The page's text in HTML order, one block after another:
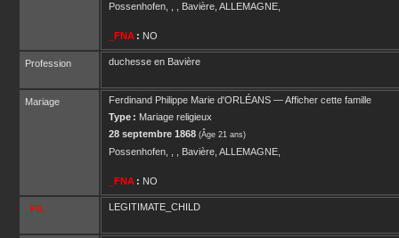
Possenhofen, , , Bavière, ALLEMAGNE,
_FNA : NO
Profession duchesse en Bavière
Mariage Ferdinand Philippe Marie d'ORLÉANS —Afficher cette famille
Type : Mariage religieux
28 septembre 1868 (Âge 21 ans)
Possenhofen, , , Bavière, ALLEMAGNE,
_FNA : NO
_FIL LEGITIMATE_CHILD